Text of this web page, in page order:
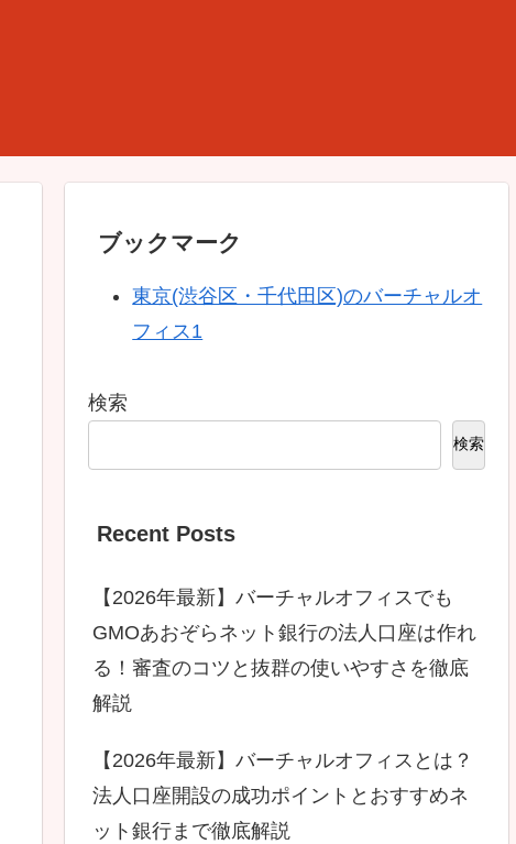
ブックマーク
東京(渋谷区・千代田区)のバーチャルオ
フィス1
検索
検索
Recent Posts
【2026年最新】バーチャルオフィスでも
GMOあおぞらネット銀行の法人口座は作れ
る！審査のコツと抜群の使いやすさを徹底
解説
【2026年最新】バーチャルオフィスとは？
法人口座開設の成功ポイントとおすすめネ
ット銀行まで徹底解説